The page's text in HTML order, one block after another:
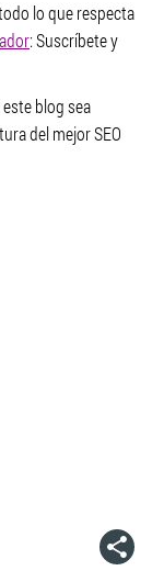
lo que respecta
: Suscríbete y
blog sea
del mejor SEO